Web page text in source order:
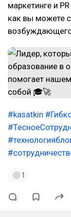
маркетинге и
как вы можете
возбуждающего
#kasatkin
1